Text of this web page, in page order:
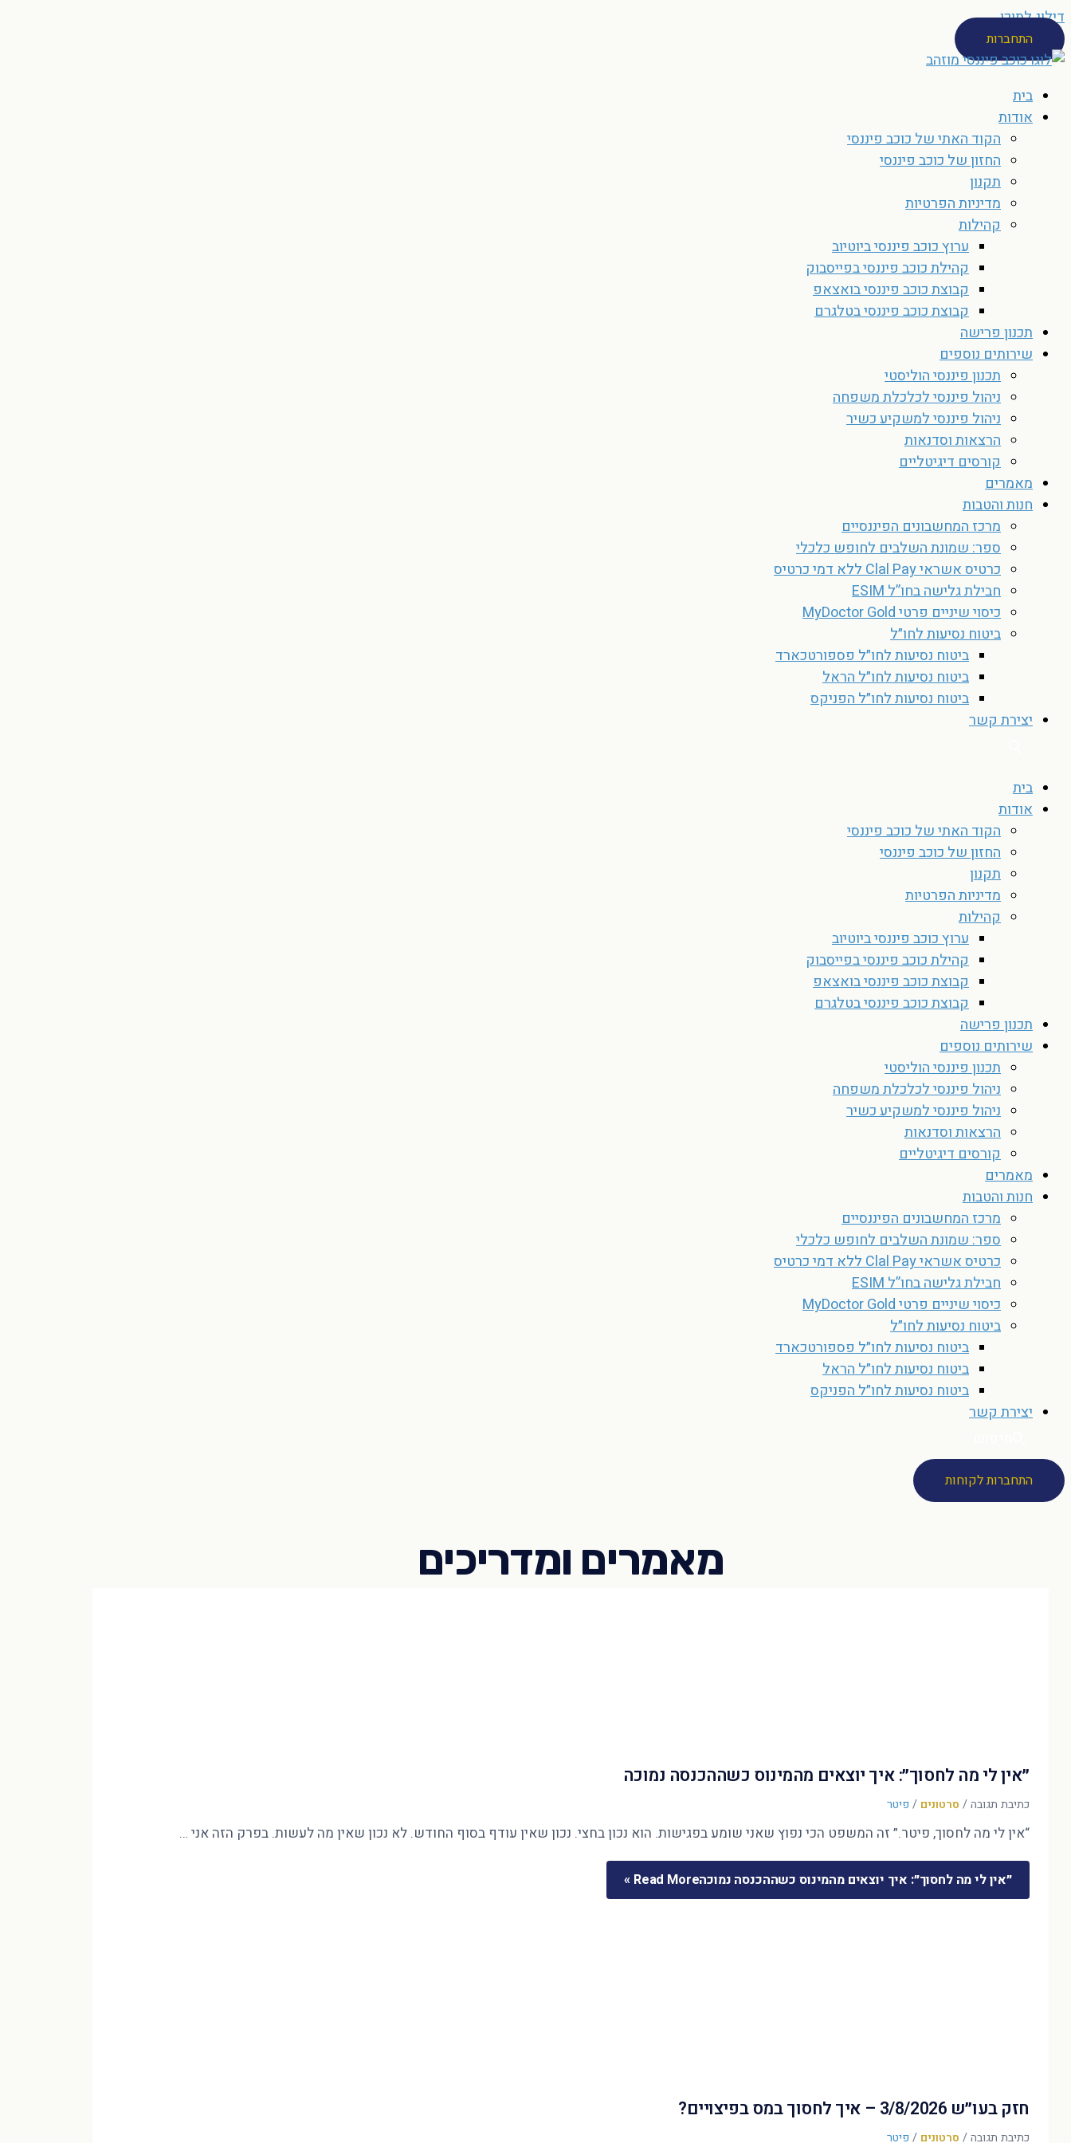
דילוג לתוכן
התחברות
בית
אודות
הקוד האתי של כוכב פיננסי
החזון של כוכב פיננסי
תקנון
מדיניות הפרטיות
קהילות
ערוץ כוכב פיננסי ביוטיוב
קהילת כוכב פיננסי בפייסבוק
קבוצת כוכב פיננסי בואצאפ
קבוצת כוכב פיננסי בטלגרם
תכנון פרישה
שירותים נוספים
תכנון פיננסי הוליסטי
ניהול פיננסי לכלכלת משפחה
ניהול פיננסי למשקיע כשיר
הרצאות וסדנאות
קורסים דיגיטליים
מאמרים
חנות והטבות
מרכז המחשבונים הפיננסיים
ספר: שמונת השלבים לחופש כלכלי
כרטיס אשראי Clal Pay ללא דמי כרטיס
חבילת גלישה בחו”ל ESIM
כיסוי שיניים פרטי MyDoctor Gold
ביטוח נסיעות לחו״ל
ביטוח נסיעות לחו״ל פספורטכארד
ביטוח נסיעות לחו״ל הראל
ביטוח נסיעות לחו״ל הפניקס
יצירת קשר
בית
אודות
הקוד האתי של כוכב פיננסי
החזון של כוכב פיננסי
תקנון
מדיניות הפרטיות
קהילות
ערוץ כוכב פיננסי ביוטיוב
קהילת כוכב פיננסי בפייסבוק
קבוצת כוכב פיננסי בואצאפ
קבוצת כוכב פיננסי בטלגרם
תכנון פרישה
שירותים נוספים
תכנון פיננסי הוליסטי
ניהול פיננסי לכלכלת משפחה
ניהול פיננסי למשקיע כשיר
הרצאות וסדנאות
קורסים דיגיטליים
מאמרים
חנות והטבות
מרכז המחשבונים הפיננסיים
ספר: שמונת השלבים לחופש כלכלי
כרטיס אשראי Clal Pay ללא דמי כרטיס
חבילת גלישה בחו”ל ESIM
כיסוי שיניים פרטי MyDoctor Gold
ביטוח נסיעות לחו״ל
ביטוח נסיעות לחו״ל פספורטכארד
ביטוח נסיעות לחו״ל הראל
ביטוח נסיעות לחו״ל הפניקס
יצירת קשר
התחברות לקוחות
״אין לי מה לחסוך״: איך יוצאים מהמינוס כשההכנסה נמוכה
כתיבת תגובה/ סרטונים / פיטר
“אין לי מה לחסוך, פיטר.” זה המשפט הכי נפוץ שאני שומע בפגישות. הוא נכון בחצי. נכון שאין עודף בסוף החודש. לא נכון שאין מה לעשות. בפרק הזה אני …
״אין לי מה לחסוך״: איך יוצאים מהמינוס כשההכנסה נמוכהRead More »
חזק בעו״ש 3/8/2026 – איך לחסוך במס בפיצויים?
כתיבת תגובה/ סרטונים / פיטר